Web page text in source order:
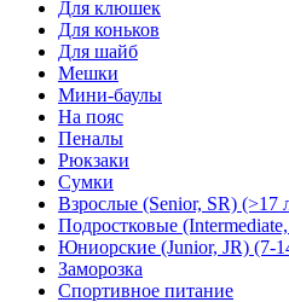
Для клюшек
Для коньков
Для шайб
Мешки
Мини-баулы
На пояс
Пеналы
Рюкзаки
Сумки
Взрослые (Senior, SR) (>17
Подростковые
Юниорские (Junior, JR) (7-
Заморозка
Спортивное питание